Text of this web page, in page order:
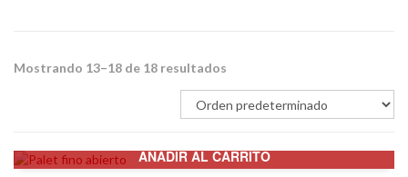
Mostrando 13–18 de 18 resultados
AÑADIR AL CARRITO